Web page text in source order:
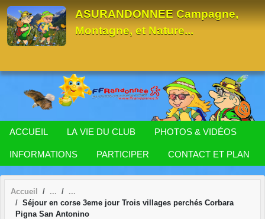
ASURANDONNEE Campagne,
Montagne, et Nature...
ACCUEIL LA VIE DU CLUB PHOTOS & VIDÉOS
INFORMATIONS PARTICIPER CONTACT ET PLAN
Accueil
Séjour en corse 3eme jour Trois villages perchés Corbara
Pigna San Antonino
Panneau de gestion des cookies